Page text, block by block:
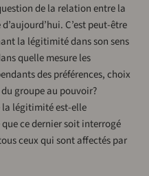
de la relation entre la
C’est peut-être
la légitimité dans son sens
quelle mesure les
des préférences, choix
groupe au pouvoir?
la légitimité est-elle
ce dernier soit interrogé
ceux qui sont affectés par